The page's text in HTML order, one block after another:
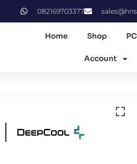
082169703377
Home Shop
Account